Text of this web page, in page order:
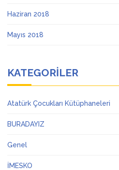
Haziran 2018
Mayıs 2018
KATEGORILER
Atatürk Çocukları Kütüphaneleri
BURADAYIZ
Genel
İMESKO